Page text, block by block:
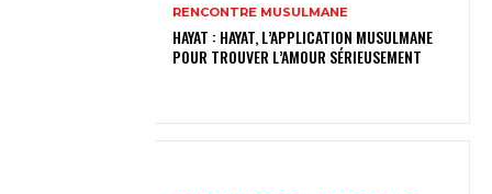
RENCONTRE MUSULMANE
HAYAT : HAYAT, L’APPLICATION MUSULMANE
POUR TROUVER L’AMOUR SÉRIEUSEMENT